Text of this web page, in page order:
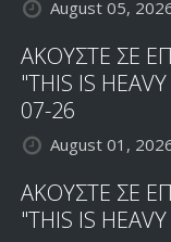
August 05,
ΑΚΟΥΣΤΕ ΣΕ
"THIS IS
07-26
August 01,
ΑΚΟΥΣΤΕ ΣΕ
"THIS IS